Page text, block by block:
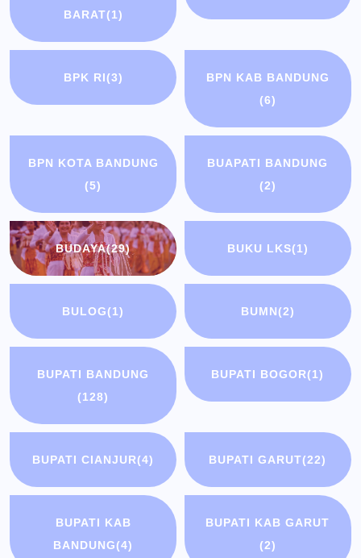
BARAT(1)
BPK RI(3)
BPN KAB BANDUNG
(6)
BPN KOTA BANDUNG
(5)
BUAPATI BANDUNG
(2)
BUDAYA(29) BUKU LKS(1)
BULOG(1) BUMN(2)
BUPATI BANDUNG
(128)
BUPATI BOGOR(1)
BUPATI CIANJUR(4) BUPATI GARUT(22)
BUPATI KAB
BANDUNG(4)
BUPATI KAB GARUT
(2)